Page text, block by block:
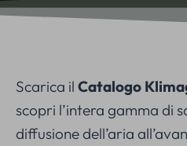
Scarica il Catalogo
scopri l’intera gamma di
diffusione dell’aria